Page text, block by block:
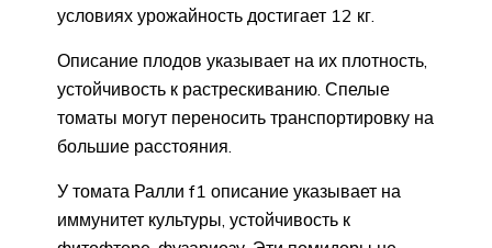
условиях урожайность достигает 12 кг.
Описание плодов указывает на их плотность,
устойчивость к растрескиванию. Спелые
томаты могут переносить транспортировку на
большие расстояния.
У томата Ралли f1 описание указывает на
иммунитет культуры, устойчивость к